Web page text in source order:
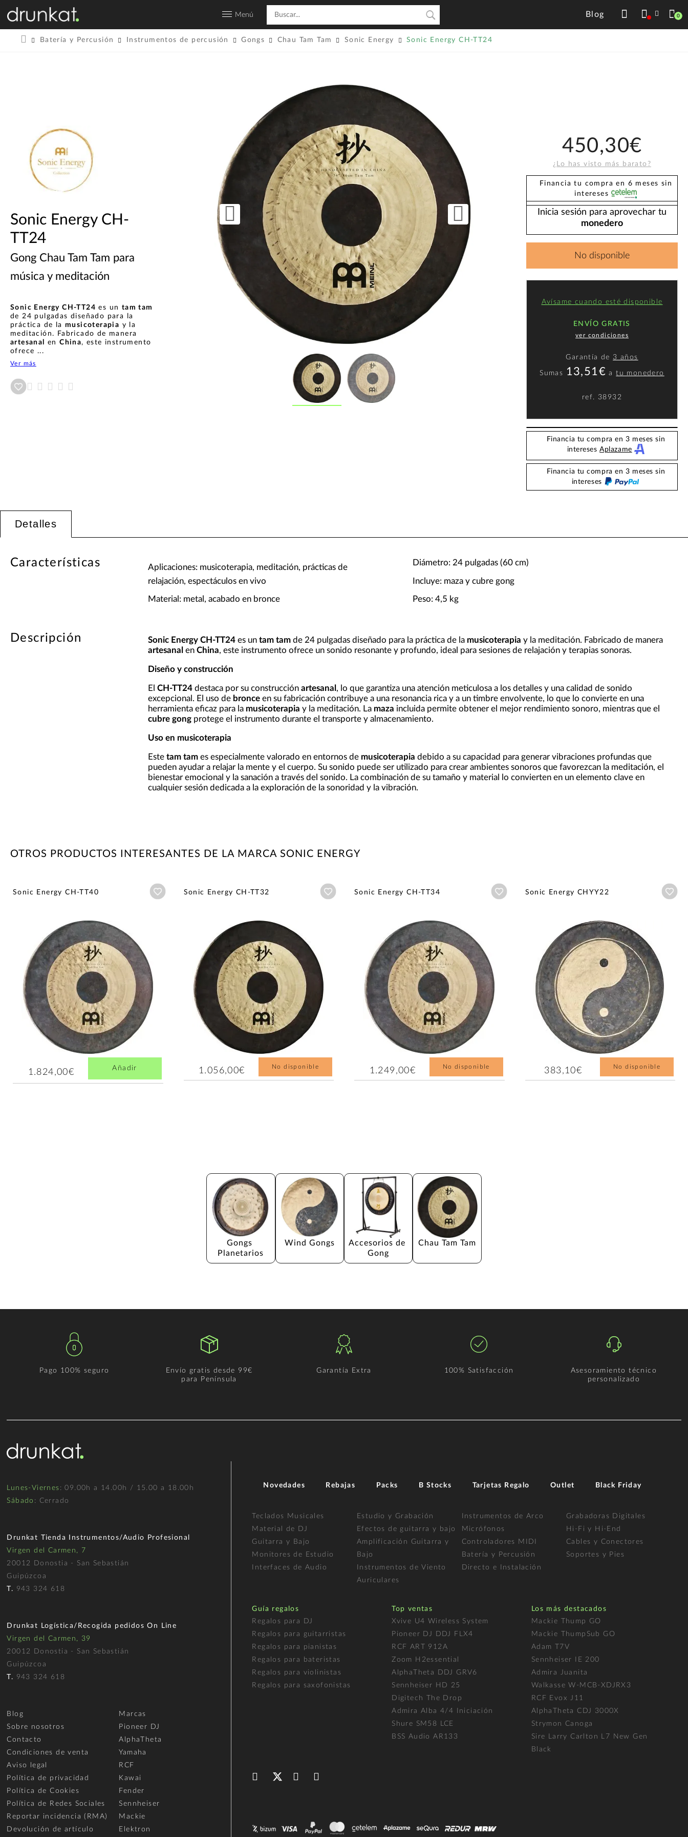
Menú Blog 0
Batería y Percusión Instrumentos de percusión Gongs Chau Tam Tam Sonic Energy Sonic Energy CH-TT24
Sonic Energy CH-
TT24
Gong Chau Tam Tam para
música y meditación
Sonic Energy CH-TT24 es un tam tam
de 24 pulgadas diseñado para la
práctica de lamusicoterapia y la
meditación. Fabricado de manera
artesanal
enChina, este instrumento
ofrece ...
Ver más
450,30€
¿Lo has visto más barato?
Financia tu compra en 6 meses sin
intereses
Inicia sesión para aprovechar tu
monedero
No disponible
Avísame cuando esté disponible
ENVÍO GRATIS
ver condiciones
Garantía de 3 años
Sumas 13,51€ atu monedero
ref. 38932
Financia tu compra en 3 meses sin
interesesAplazame
Financia tu compra en 3 meses sin
intereses
Detalles
Características
Aplicaciones: musicoterapia, meditación, prácticas de
relajación, espectáculos en vivo
Material: metal, acabado en bronce
Diámetro: 24 pulgadas (60 cm)
Incluye: maza y cubre gong
Peso: 4,5 kg
Descripción Sonic Energy CH-TT24es un tam tamde 24 pulgadas diseñado para la práctica de la musicoterapia y la meditación. Fabricado de manera
artesanal en China, este instrumento ofrece un sonido resonante y profundo, ideal para sesiones de relajación y terapias sonoras.
Diseño y construcción
El CH-TT24destaca por su construcción artesanal , lo que garantiza una atención meticulosa a los detalles y una calidad de sonido
excepcional. El uso de bronceen su fabricación contribuye a una resonancia rica y a un timbre envolvente, lo que lo convierte en una
herramienta eficaz para la musicoterapia y la meditación. La maza incluida permite obtener el mejor rendimiento sonoro, mientras que el
cubre gongprotege el instrumento durante el transporte y almacenamiento.
Uso en musicoterapia
Este tam tames especialmente valorado en entornos de musicoterapia debido a su capacidad para generar vibraciones profundas que
pueden ayudar a relajar la mente y el cuerpo. Su sonido puede ser utilizado para crear ambientes sonoros que favorezcan la meditación, el
bienestar emocional y la sanación a través del sonido. La combinación de su tamaño y material lo convierten en un elemento clave en
cualquier sesión dedicada a la exploración de la sonoridad y la vibración.
OTROS PRODUCTOS INTERESANTES DE LA MARCA SONIC ENERGY
Sonic Energy CH-TT40 Añadir a wishlist
1.824,00€ Añadir
Sonic Energy CH-TT32 Añadir a wishlist
1.056,00€ No disponible
Sonic Energy CH-TT34 Añadir a wishlist
1.249,00€ No disponible
Sonic Energy CHYY22
383,10€ No disponible
Gongs
Planetarios
Wind Gongs
Accesorios de
Gong
Chau Tam Tam
Pago 100% seguro
Envío gratis desde 99€
para Península
Garantía Extra 100% Satisfacción
Asesoramiento técnico
personalizado
Lunes-Viernes : 09.00h a 14.00h / 15.00 a 18.00h
Sábado : Cerrado
Drunkat Tienda Instrumentos/Audio Profesional
Virgen del Carmen, 7
20012 Donostia - San Sebastián
Guipúzcoa
T. 943 324 618
Drunkat Logística/Recogida pedidos On Line
Virgen del Carmen, 39
20012 Donostia - San Sebastián
Guipúzcoa
T. 943 324 618
Blog
Sobre nosotros
Contacto
Condiciones de venta
Aviso legal
Política de privacidad
Política de Cookies
Política de Redes Sociales
Reportar incidencia (RMA)
Devolución de artículo
Marcas
Pioneer DJ
AlphaTheta
Yamaha
RCF
Kawai
Fender
Sennheiser
Mackie
Elektron
Novedades Rebajas Packs B Stocks Tarjetas Regalo Outlet Black Friday
Teclados Musicales
Material de DJ
Guitarra y Bajo
Monitores de Estudio
Interfaces de Audio
Estudio y Grabación
Efectos de guitarra y bajo
Amplificación Guitarra y
Bajo
Instrumentos de Viento
Auriculares
Instrumentos de Arco
Micrófonos
Controladores MIDI
Batería y Percusión
Directo e Instalación
Grabadoras Digitales
Hi-Fi y Hi-End
Cables y Conectores
Soportes y Pies
Guía regalos
Regalos para DJ
Regalos para guitarristas
Regalos para pianistas
Regalos para bateristas
Regalos para violinistas
Regalos para saxofonistas
Top ventas
Xvive U4 Wireless System
Pioneer DJ DDJ FLX4
RCF ART 912A
Zoom H2essential
AlphaTheta DDJ GRV6
Sennheiser HD 25
Digitech The Drop
Admira Alba 4/4 Iniciación
Shure SM58 LCE
BSS Audio AR133
Los más destacados
Mackie Thump GO
Mackie ThumpSub GO
Adam T7V
Sennheiser IE 200
Admira Juanita
Walkasse W-MCB-XDJRX3
RCF Evox J11
AlphaTheta CDJ 3000X
Strymon Canoga
Sire Larry Carlton L7 New Gen
Black